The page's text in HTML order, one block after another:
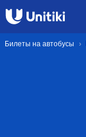
Билеты на автобусы